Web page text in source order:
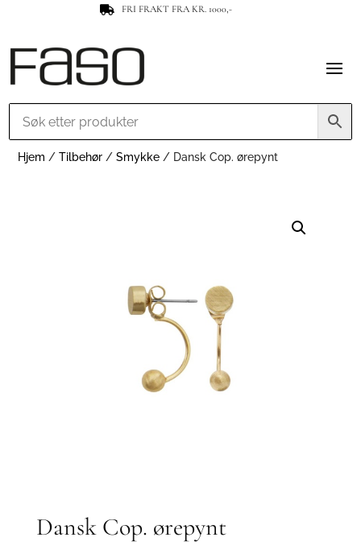
 FRI FRAKT FRA KR. 1000,-
Hjem /Tilbehør /Smykke / Dansk Cop. ørepynt
Dansk Cop. ørepynt